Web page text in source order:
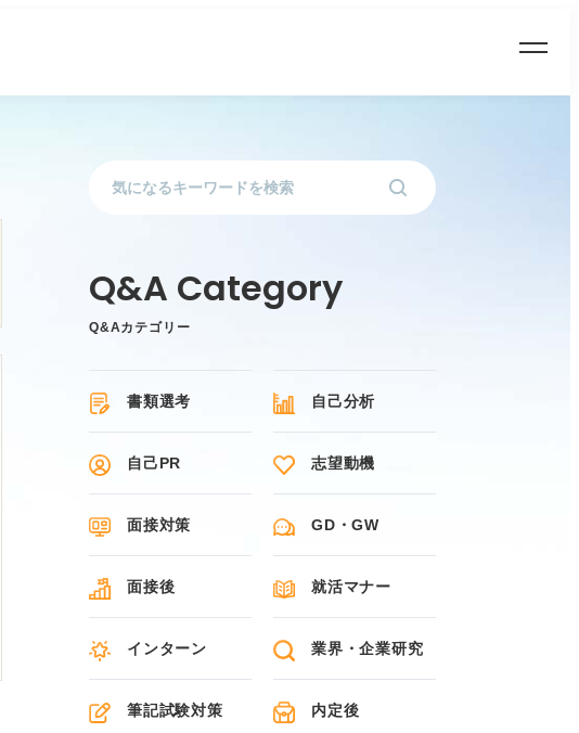
Q&Aカテゴリー
書類選考 自己分析
自己PR 志望動機
面接対策 GD・GW
面接後 就活マナー
インターン 業界・企業研究
筆記試験対策 内定後